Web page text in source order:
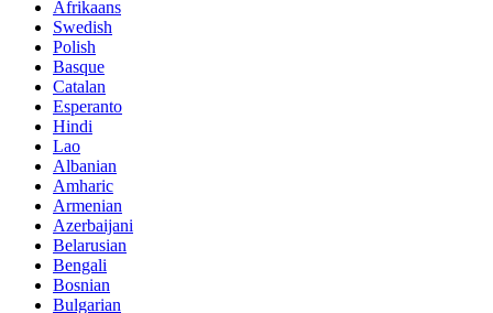
Afrikaans
Swedish
Polish
Basque
Catalan
Esperanto
Hindi
Lao
Albanian
Amharic
Armenian
Azerbaijani
Belarusian
Bengali
Bosnian
Bulgarian